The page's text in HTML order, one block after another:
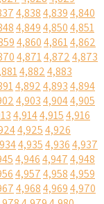
4,8384,8394,840
4,8494,8504,851
4,8604,8614,862
4,8714,8724,873
4,8824,883
4,8924,8934,894
4,9034,9044,905
4,9144,9154,916
4,9254,926
4,9354,9364,937
4,9464,9474,948
4,9574,9584,959
4,9684,9694,970